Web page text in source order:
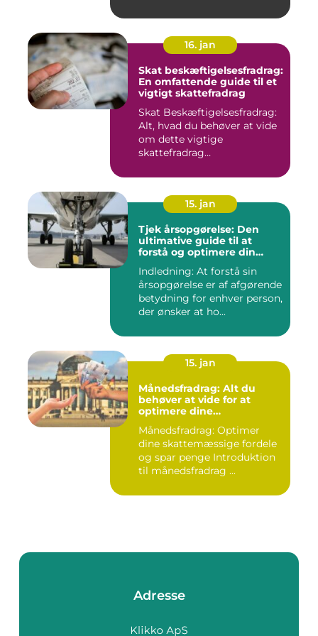
16. jan
Skat beskæftigelsesfradrag:
En omfattende guide til et
vigtigt skattefradrag
Skat Beskæftigelsesfradrag:
Alt, hvad du behøver at vide
om dette vigtige
skattefradrag
15. jan
Tjek årsopgørelse: Den
ultimative guide til at
forstå og optimere din
Indledning: At forstå sin
årsopgørelse er af afgørende
betydning for enhver person,
der ønsker at ho...
15. jan
Månedsfradrag: Alt du
behøver at vide for at
optimere dine
Månedsfradrag: Optimer
dine skattemæssige fordele
og spar penge Introduktion
til månedsfradrag ...
Adresse